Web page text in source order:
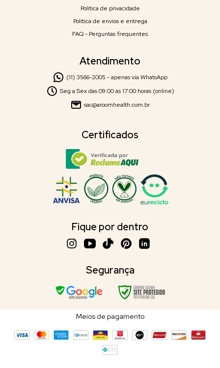
Política de privacidade
Política de envios e entrega
FAQ - Perguntas frequentes
Atendimento
(11) 3566-2005 - apenas via WhatsApp
Seg a Sex das 09:00 às 17:00 horas (online)
sac@aroomhealth.com.br
Certificados
Fique por dentro
Segurança
Meios de pagamento